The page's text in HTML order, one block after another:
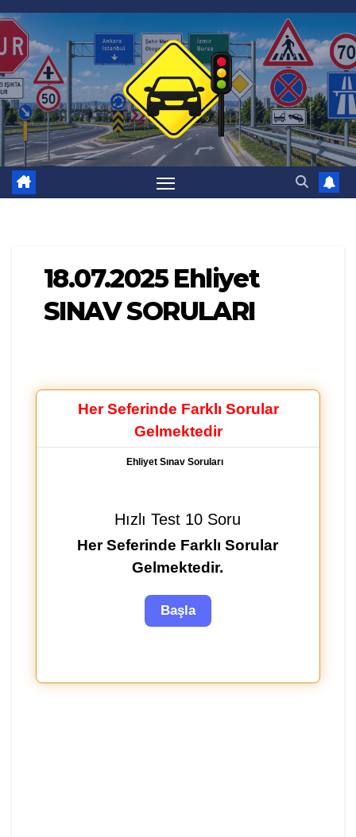
Skip
to
content
18.07.2025 Ehliyet
SINAV SORULARI
Her Seferinde Farklı Sorular
Gelmektedir
Ehliyet Sınav Soruları
Hızlı Test 10 Soru
Her Seferinde Farklı Sorular
Gelmektedir.